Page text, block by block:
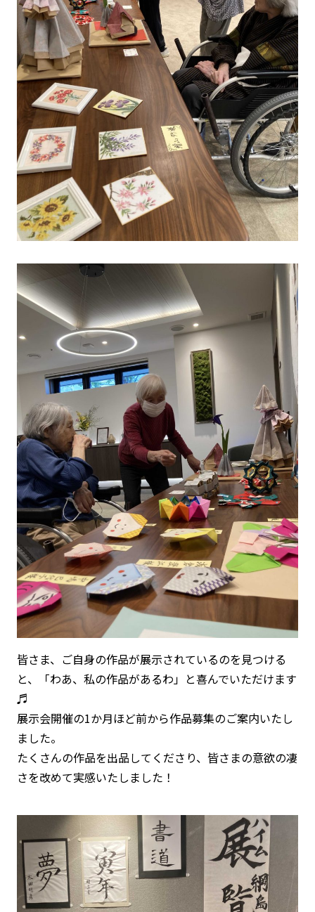
皆さま、ご自身の作品が展示されているのを見つける
と、「わあ、私の作品があるわ」と喜んでいただけます
♬
展示会開催の1か月ほど前から作品募集のご案内いたし
ました。
たくさんの作品を出品してくださり、皆さまの意欲の凄
さを改めて実感いたしました！